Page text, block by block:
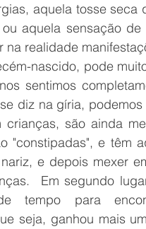
aquela tosse
aquela sensação
realidade
nascido, pode
sentimos
diz na gíria,
crianças, são ainda
"constipadas", e têm
e depois mexer
Em segundo
tempo para
seja, ganhou mais